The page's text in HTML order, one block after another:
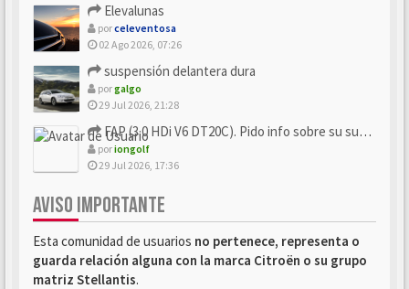
Elevalunas
porceleventosa
02 Ago 2026, 07:26
suspensión delantera dura
porgalgo
29 Jul 2026, 21:28
FAP (3.0 HDi V6 DT20C). Pido info sobre su sustitución
poriongolf
29 Jul 2026, 17:36
AVISO IMPORTANTE
Esta comunidad de usuarios no pertenece, representa o
guarda relación alguna con la marca Citroën o su grupo
matriz Stellantis.